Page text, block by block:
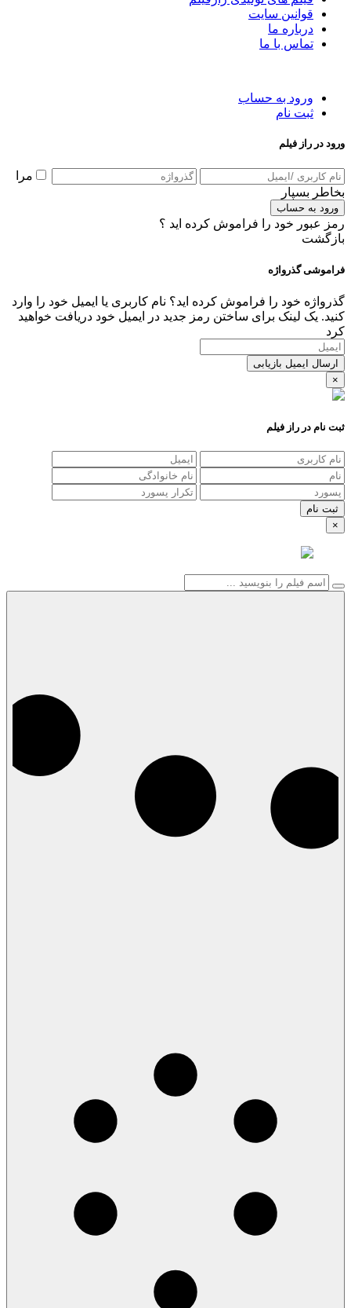
قوانین سایت
درباره ما
تماس با ما
ورود به حساب
ثبت نام
ورود در راز فیلم
مرا
بخاطر بسپار
ورود به حساب
رمز عبور خود را فراموش کرده اید ؟
بازگشت
فراموشی گذرواژه
گذرواژه خود را فراموش کرده اید؟ نام کاربری یا ایمیل خود را وارد
کنید. یک لینک برای ساختن رمز جدید در ایمیل خود دریافت خواهید
کرد
ارسال ایمیل بازیابی
×
ثبت نام در راز فیلم
×